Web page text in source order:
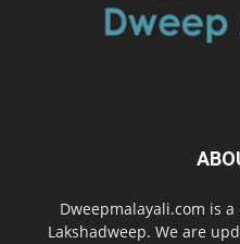
Dweepmalayali.com is
Lakshadweep. We are